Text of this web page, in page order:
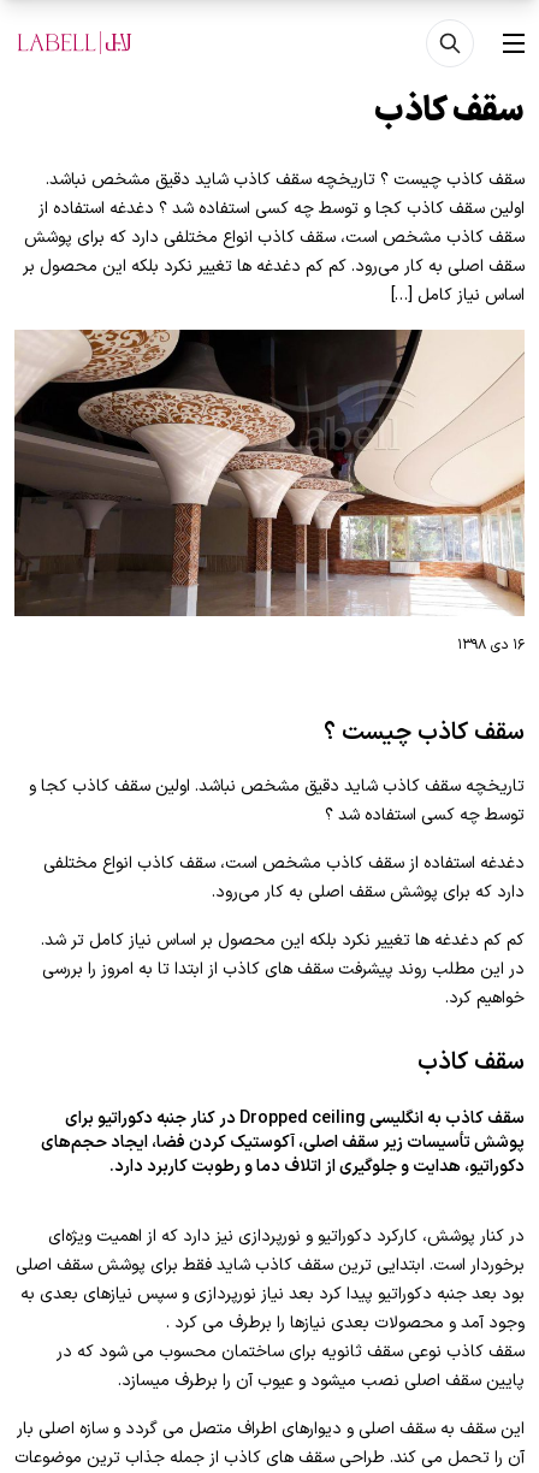
رفتن به محتوای اصلی
منو
سقف کاذب
سقف کاذب چیست ؟ تاریخچه سقف کاذب شاید دقیق مشخص نباشد.
اولین سقف کاذب کجا و توسط چه کسی استفاده شد ؟ دغدغه استفاده از
سقف کاذب مشخص است، سقف کاذب انواع مختلفی دارد که برای پوشش
سقف اصلی به‌ کار می‌رود. کم کم دغدغه ها تغییر نکرد بلکه این محصول بر
اساس نیاز کامل […]
۱۶ دی ۱۳۹۸
سقف کاذب چیست ؟
تاریخچه سقف کاذب شاید دقیق مشخص نباشد. اولین سقف کاذب کجا و
توسط چه کسی استفاده شد ؟
دغدغه استفاده از سقف کاذب مشخص است، سقف کاذب انواع مختلفی
دارد که برای پوشش سقف اصلی به‌ کار می‌رود.
کم کم دغدغه ها تغییر نکرد بلکه این محصول بر اساس نیاز کامل تر شد.
در این مطلب روند پیشرفت سقف های کاذب از ابتدا تا به امروز را بررسی
خواهیم کرد.
سقف کاذب
سقف کاذب به انگلیسی Dropped ceiling در کنار جنبه دکوراتیو برای
پوشش تأسیسات زیر سقف اصلی، آکوستیک کردن فضا، ایجاد حجم‌های
دکوراتیو، هدایت و جلوگیری از اتلاف دما و رطوبت کاربرد دارد.
در کنار پوشش، کارکرد دکوراتیو و نورپردازی نیز دارد که از اهمیت ویژه‌ای
برخوردار است. ابتدایی ترین سقف کاذب شاید فقط برای پوشش سقف اصلی
بود بعد جنبه دکوراتیو پیدا کرد بعد نیاز نورپردازی و سپس نیازهای بعدی به
وجود آمد و محصولات بعدی نیازها را برطرف می کرد .
سقف کاذب نوعی سقف ثانویه برای ساختمان محسوب می شود که در
پایین سقف اصلی نصب میشود و عیوب آن را برطرف میسازد.
این سقف به سقف اصلی و دیوارهای اطراف متصل می گردد و سازه اصلی بار
آن را تحمل می کند. طراحی سقف های کاذب از جمله جذاب ترین موضوعات